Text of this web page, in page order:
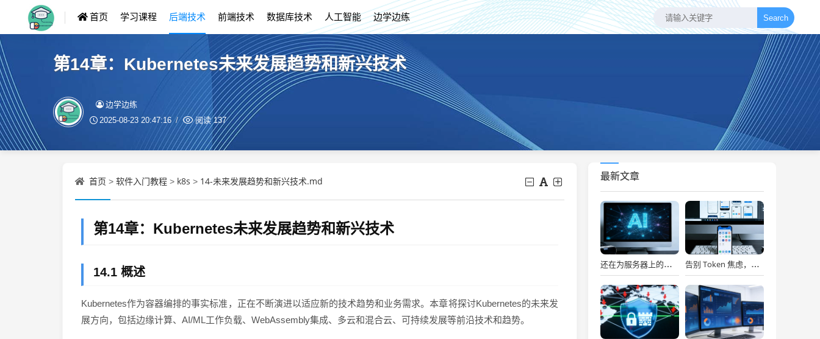
首页 学习课程 后端技术 前端技术 数据库技术 人工智能 边学边练 Search
第14章：Kubernetes未来发展趋势和新兴技术
边学边练
2025-08-23 20:47:16 阅读137
首页 > 软件入门教程 > k8s > 14-未来发展趋势和新兴技术.md
第14章：Kubernetes未来发展趋势和新兴技术
14.1 概述
Kubernetes作为容器编排的事实标准，正在不断演进以适应新的技术趋势和业务需求。本章将探讨Kubernetes的未来发
展方向，包括边缘计算、AI/ML工作负载、WebAssembly集成、多云和混合云、可持续发展等前沿技术和趋势。
最新文章
还在为服务器上的问题烦恼？有了智能终端，我再也不怕了！ 告别 Token 焦虑，让 AI Agent 24 小时为你打工